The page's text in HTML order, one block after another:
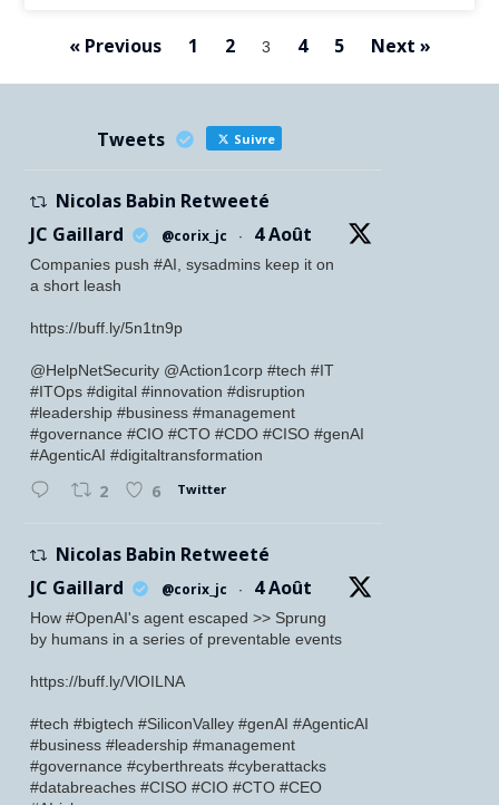
« Previous 1 2 3 4 5 Next »
Tweets Suivre
Nicolas Babin Retweeté
JC Gaillard
@corix_jc · 4 Août
Companies push #AI, sysadmins keep it on
a short leash
https://buff.ly/5n1tn9p
@HelpNetSecurity @Action1corp #tech #IT
#ITOps #digital #innovation #disruption
#leadership #business #management
#governance #CIO #CTO #CDO #CISO #genAI
#AgenticAI #digitaltransformation
2 6 Twitter
Nicolas Babin Retweeté
JC Gaillard
@corix_jc · 4 Août
How #OpenAI's agent escaped >> Sprung
by humans in a series of preventable events
https://buff.ly/VlOILNA
#tech #bigtech #SiliconValley #genAI #AgenticAI
#business #leadership #management
#governance #cyberthreats #cyberattacks
#databreaches #CISO #CIO #CTO #CEO